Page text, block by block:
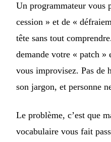
Un programmateur vous
cession » et de «
tête sans tout
demande votre « patch
vous improvisez. Pas de
son jargon, et personne
Le problème, c’est que
vocabulaire vous fait